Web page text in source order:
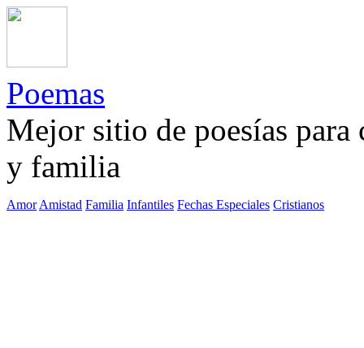
Poemas
Mejor sitio de poesías
y familia
Amor Amistad Familia Infantiles Fechas Especiales Cristianos